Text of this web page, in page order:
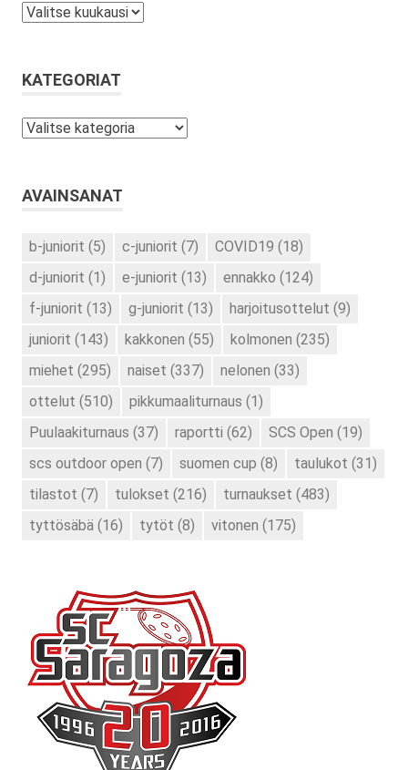
Arkistot
KATEGORIAT
Kategoriat
AVAINSANAT
b-juniorit (5) c-juniorit (7) COVID19 (18)
d-juniorit (1) e-juniorit (13) ennakko (124)
f-juniorit (13) g-juniorit (13) harjoitusottelut (9)
juniorit (143) kakkonen (55) kolmonen (235)
miehet (295) naiset (337) nelonen (33)
ottelut (510) pikkumaaliturnaus (1)
Puulaakiturnaus (37) raportti (62) SCS Open (19)
scs outdoor open (7) suomen cup (8) taulukot (31)
tilastot (7) tulokset (216) turnaukset (483)
tyttösäbä (16) tytöt (8) vitonen (175)